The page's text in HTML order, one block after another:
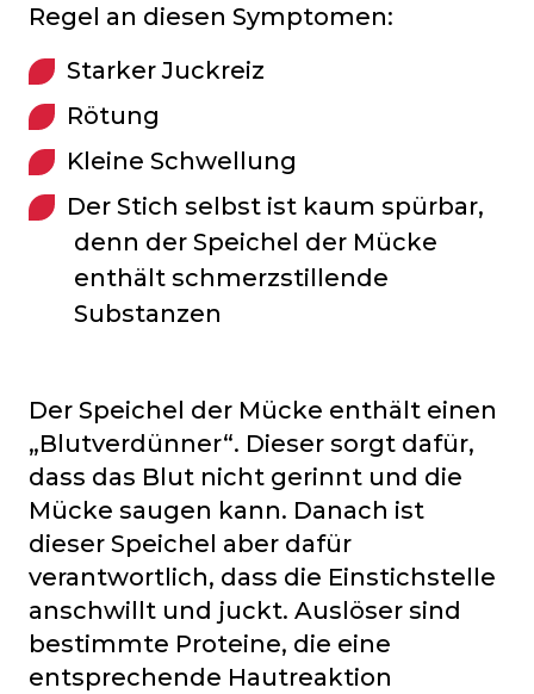
Regel an diesen Symptomen:
Starker Juckreiz
Rötung
Kleine Schwellung
Der Stich selbst ist kaum spürbar,
denn der Speichel der Mücke
enthält schmerzstillende
Substanzen
Der Speichel der Mücke enthält einen
„Blutverdünner“. Dieser sorgt dafür,
dass das Blut nicht gerinnt und die
Mücke saugen kann. Danach ist
dieser Speichel aber dafür
verantwortlich, dass die Einstichstelle
anschwillt und juckt. Auslöser sind
bestimmte Proteine, die eine
entsprechende Hautreaktion